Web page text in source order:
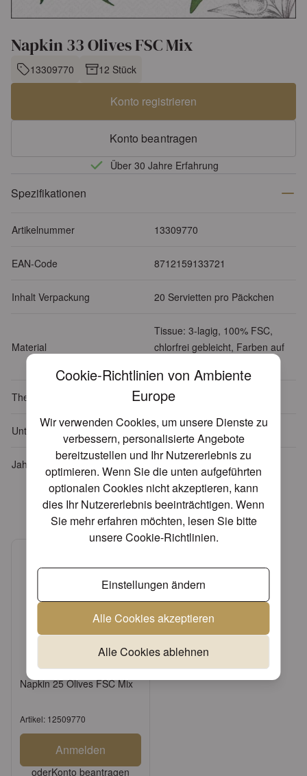
Cookie-Richtlinien von Ambiente
Europe
Wir verwenden Cookies, um unsere Dienste zu
verbessern, personalisierte Angebote
bereitzustellen und Ihr Nutzererlebnis zu
optimieren. Wenn Sie die unten aufgeführten
optionalen Cookies nicht akzeptieren, kann
dies Ihr Nutzererlebnis beeinträchtigen. Wenn
Sie mehr erfahren möchten, lesen Sie bitte
unsereCookie-Richtlinien.
Einstellungen ändern
Alle Cookies akzeptieren
Alle Cookies ablehnen
Napkin 33 Olives FSC Mix
13309770 12 Stück
Konto registrieren
Konto beantragen
Über 30 Jahre Erfahrung
Spezifikationen
Artikelnummer 13309770
EAN-Code 8712159133721
Inhalt Verpackung 20 Servietten pro Päckchen
Material
Tissue: 3-lagig, 100% FSC,
chlorfrei gebleicht, Farben auf
Themen Essen - Trinken
Unterthema Oliven
Jahreszeit Sommer
Verwandte Produkte
Napkin 25 Olives FSC Mix
Artikel: 12509770
Anmelden
oderKonto beantragen